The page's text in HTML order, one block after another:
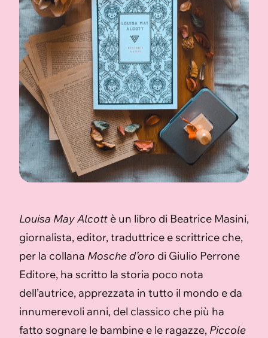
Louisa May Alcott è un libro di Beatrice Masini,
giornalista, editor, traduttrice e scrittrice che,
per la collana Mosche d’oro di Giulio Perrone
Editore, ha scritto la storia poco nota
dell’autrice, apprezzata in tutto il mondo e da
innumerevoli anni, del classico che più ha
fatto sognare le bambine e le ragazze, Piccole